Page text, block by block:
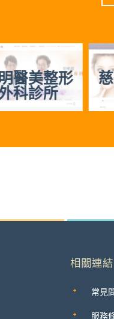
慈美時尚診所
相關連結
常見
服務